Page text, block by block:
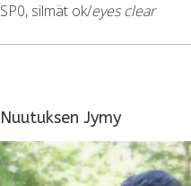
SP0, silmät ok/eyes clear
Nuutuksen Jymy